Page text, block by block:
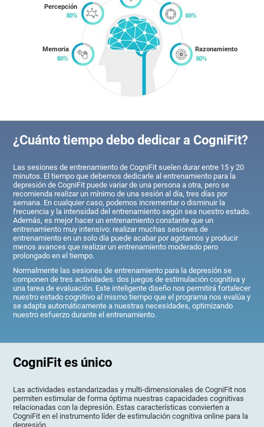
Memoria
Percepción
Razonamiento
¿Cuánto tiempo debo dedicar a CogniFit?
Las sesiones de entrenamiento de CogniFit suelen durar entre 15 y 20
minutos. El tiempo que debemos dedicarle al entrenamiento para la
depresión de CogniFit puede variar de una persona a otra, pero se
recomienda realizar un mínimo de una sesión al día, tres días por
semana. En cualquier caso, podemos incrementar o disminuir la
frecuencia y la intensidad del entrenamiento según sea nuestro estado.
Además, es mejor hacer un entrenamiento constante que un
entrenamiento muy intensivo: realizar muchas sesiones de
entrenamiento en un solo día puede acabar por agotarnos y producir
menos avances que realizar un entrenamiento moderado pero
prolongado en el tiempo.
Normalmente las sesiones de entrenamiento para la depresión se
componen de tres actividades: dos juegos de estimulación cognitiva y
una tarea de evaluación. Este inteligente diseño nos permitirá fortalecer
nuestro estado cognitivo al mismo tiempo que el programa nos evalúa y
se adapta automáticamente a nuestras necesidades, optimizando
nuestro esfuerzo durante el entrenamiento.
CogniFit es único
Las actividades estandarizadas y multi-dimensionales de CogniFit nos
permiten estimular de forma óptima nuestras capacidades cognitivas
relacionadas con la depresión. Estas características convierten a
CogniFit en el instrumento líder de estimulación cognitiva online para la
depresión.